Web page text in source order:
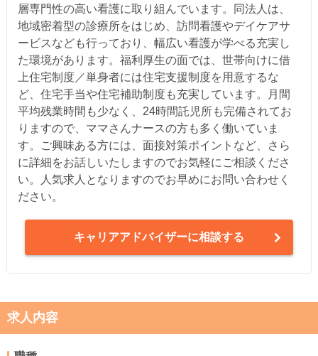
層専門性の高い看護に取り組んでいます。同法人は、
地域密着型の診療所をはじめ、訪問看護やデイケアサ
ービスなども行っており、幅広い看護が学べる充実し
た環境があります。福利厚生の面では、世帯向けに借
上住宅制度／単身者には住宅支援制度を用意するな
ど、住宅手当や住宅補助制度も充実しています。月間
平均残業時間も少なく、24時間託児所も完備されてお
りますので、ママさんナースの方も多く働いていま
す。ご興味ある方には、面接対策ポイントなど、さら
に詳細をお話しいたしますのでお気軽にご相談くださ
い。人気求人となりますのでお早めにお問い合わせく
ださい。
キャリアアドバイザーに相談する
求人内容